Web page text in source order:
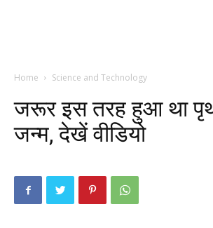
Home Science and Technology
जरूर इस तरह हुआ था
जन्म, देखें वीडियो